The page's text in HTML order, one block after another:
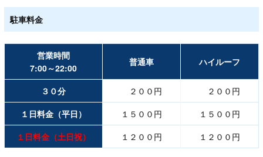
駐車料金
営業時間
7:00～22:00
普通車 ハイルーフ
３０分 ２００円
２００円
１日料金（平日）
１５００円
１５００円
１日料金（土日祝）
１２００円 １２００円